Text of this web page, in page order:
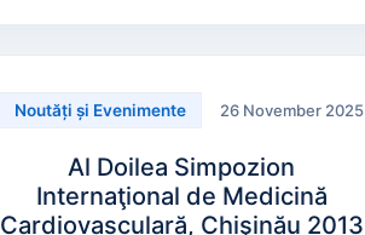
Noutăți și Evenimente 26 November 2025
Al Doilea Simpozion
Internaţional de Medicină
Cardiovasculară, Chişinău 2013